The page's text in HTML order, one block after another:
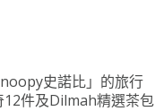
史諾比」的旅行
件及Dilmah精選茶包